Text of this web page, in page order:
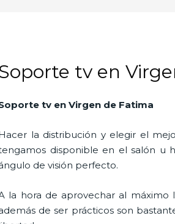
tv en
tv en Virgen de Fatima
la distribución y elegir el
disponible en el salón u
de visión perfecto.
la hora de aprovechar al máximo
de ser prácticos son